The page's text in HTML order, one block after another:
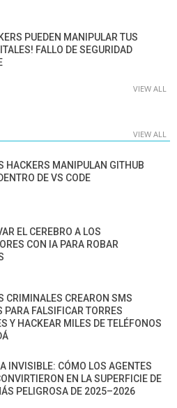
PUEDEN MANIPULAR TUS
FALLO DE SEGURIDAD
VIEW ALL
VIEW ALL
HACKERS MANIPULAN GITHUB
DE VS CODE
EL CEREBRO A LOS
CON IA PARA ROBAR
CRIMINALES CREARON SMS
PARA FALSIFICAR TORRES
Y HACKEAR MILES DE TELÉFONOS
INVISIBLE: CÓMO LOS AGENTES
EN LA SUPERFICIE DE
PELIGROSA DE 2025–2026